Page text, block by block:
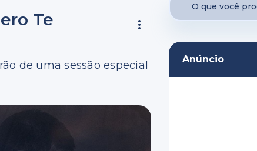
Te
de uma sessão especial
Anúncio